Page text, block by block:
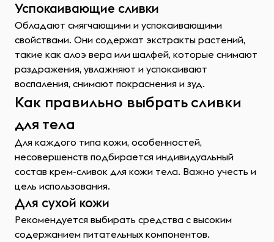
Успокаивающие сливки
Обладают смягчающими и успокаивающими
свойствами. Они содержат экстракты растений,
такие как алоэ вера или шалфей, которые снимают
раздражения, увлажняют и успокаивают
воспаления, снимают покраснения и зуд.
Как правильно выбрать сливки
для тела
Для каждого типа кожи, особенностей,
несовершенств подбирается индивидуальный
состав крем-сливок для кожи тела. Важно учесть и
цель использования.
Для сухой кожи
Рекомендуется выбирать средства с высоким
содержанием питательных компонентов.